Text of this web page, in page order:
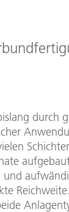
durch
und